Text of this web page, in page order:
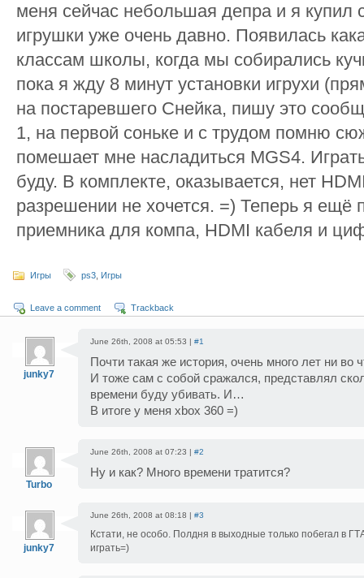
меня сейчас небольшая депра и я купил
игрушки уже очень давно. Появилась
классам школы, когда мы собирались
пока я жду 8 минут установки игрухи
на постаревшего Снейка, пишу это
1, на первой соньке и с трудом помню
помешает мне насладиться MGS4.
буду. В комплекте, оказывается, нет
разрешении не хочется. =) Теперь я ещё
приемника для компа, HDMI кабеля и
Игры ps3 Игры
Leave a comment Trackback
junky7
June 26th, 2008 at 05:53 | #1
Почти такая же история, очень много лет ни во
И тоже сам с собой сражался, представлял
времени буду убивать. И…
В итоге у меня xbox 360 =)
Turbo
June 26th, 2008 at 07:23 | #2
Ну и как? Много времени тратится?
junky7
June 26th, 2008 at 08:18 | #3
Кстати, не особо. Полдня в выходные только побегал в
играть=)